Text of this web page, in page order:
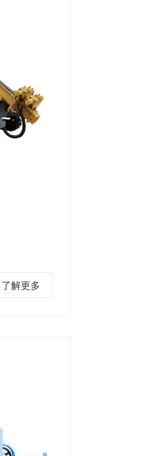
了解更多